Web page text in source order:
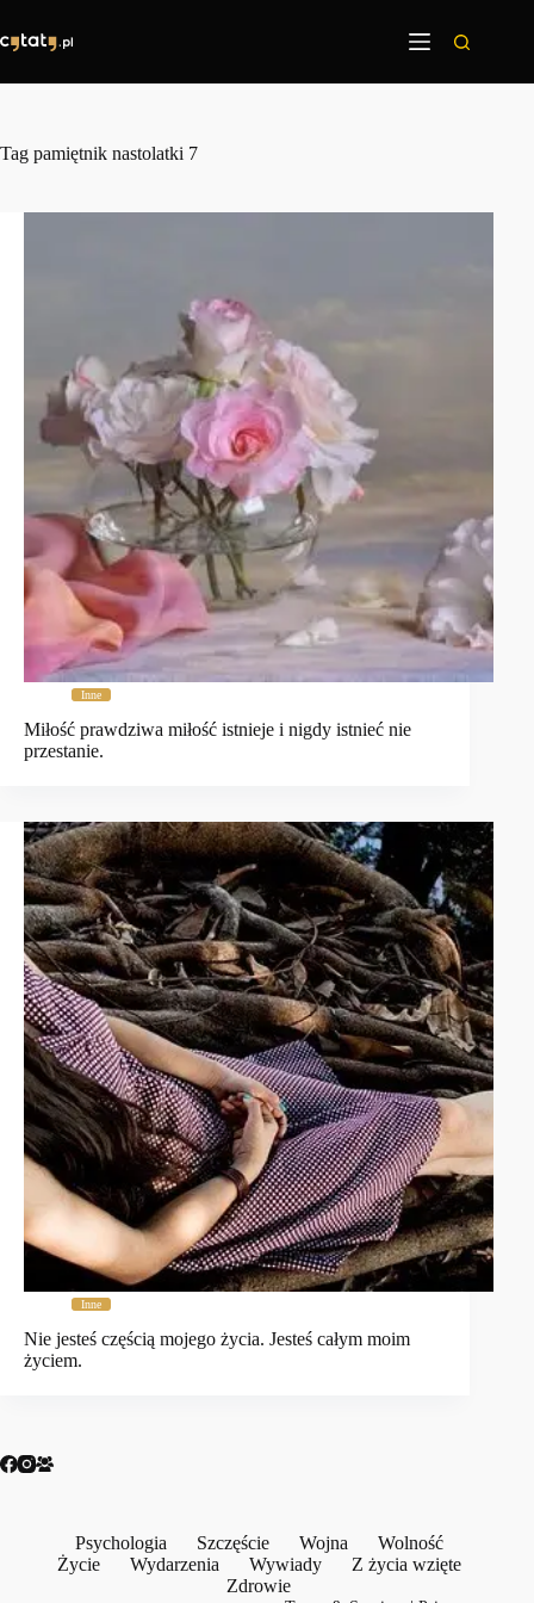
treści
Tag pamiętnik nastolatki 7
Inne
Miłość prawdziwa miłość istnieje i nigdy istnieć nie
przestanie.
Inne
Nie jesteś częścią mojego życia. Jesteś całym moim
życiem.
Psychologia Szczęście Wojna
Wolność
Życie
Wydarzenia Wywiady
Z życia wzięte
Zdrowie